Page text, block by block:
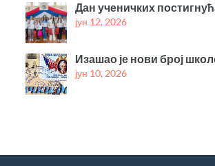
Дан ученичких
јун 12, 2026
Изашао је нови број
јун 10, 2026